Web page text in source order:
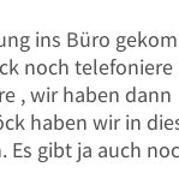
ins Büro
noch telefoniere
, wir haben dann
haben wir in
Es gibt ja auch